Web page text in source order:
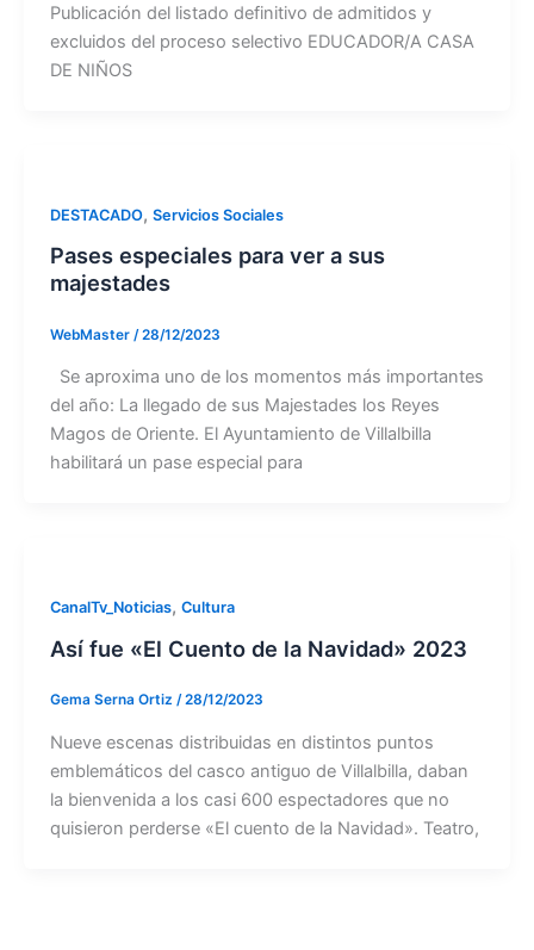
Publicación del listado definitivo de admitidos y
excluidos del proceso selectivo EDUCADOR/A CASA
DE NIÑOS
DESTACADO, Servicios Sociales
Pases especiales para ver a sus
majestades
WebMaster /28/12/2023
Se aproxima uno de los momentos más importantes
del año: La llegado de sus Majestades los Reyes
Magos de Oriente. El Ayuntamiento de Villalbilla
habilitará un pase especial para
CanalTv_Noticias, Cultura
Así fue «El Cuento de la Navidad» 2023
Gema Serna Ortiz /28/12/2023
Nueve escenas distribuidas en distintos puntos
emblemáticos del casco antiguo de Villalbilla, daban
la bienvenida a los casi 600 espectadores que no
quisieron perderse «El cuento de la Navidad». Teatro,